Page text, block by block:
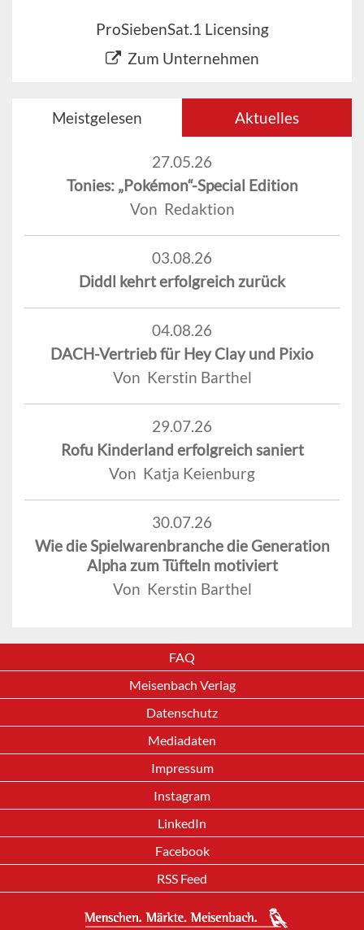
ProSiebenSat.1 Licensing
Zum Unternehmen
Meistgelesen Aktuelles
27.05.26
Tonies: „Pokémon“-Special Edition
Von Redaktion
03.08.26
Diddl kehrt erfolgreich zurück
04.08.26
DACH-Vertrieb für Hey Clay und Pixio
Von Kerstin Barthel
29.07.26
Rofu Kinderland erfolgreich saniert
Von Katja Keienburg
30.07.26
Wie die Spielwarenbranche die Generation
Alpha zum Tüfteln motiviert
Von Kerstin Barthel
FAQ
Meisenbach Verlag
Datenschutz
Mediadaten
Impressum
Instagram
LinkedIn
Facebook
RSS Feed